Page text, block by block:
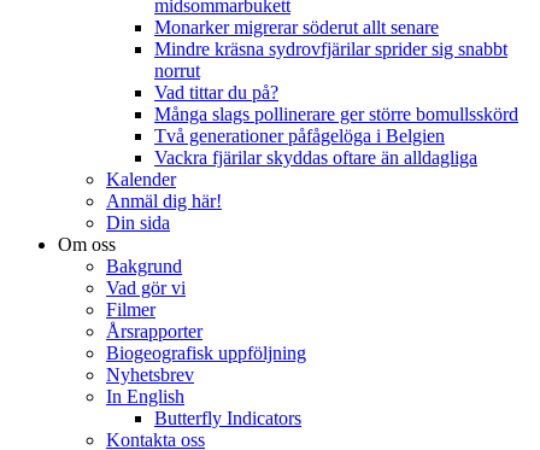
midsommarbukett
Monarker migrerar söderut allt senare
Mindre kräsna sydrovfjärilar sprider sig snabbt
norrut
Vad tittar du på?
Många slags pollinerare ger större bomullsskörd
Två generationer påfågelöga i Belgien
Vackra fjärilar skyddas oftare än alldagliga
Kalender
Anmäl dig här!
Din sida
Om oss
Bakgrund
Vad gör vi
Filmer
Årsrapporter
Biogeografisk uppföljning
Nyhetsbrev
In English
Butterfly Indicators
Kontakta oss